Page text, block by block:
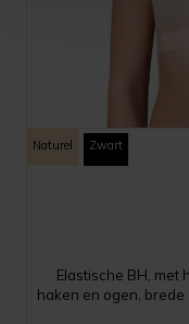
Naturel Zwart
Elastische BH, met
haken en ogen,